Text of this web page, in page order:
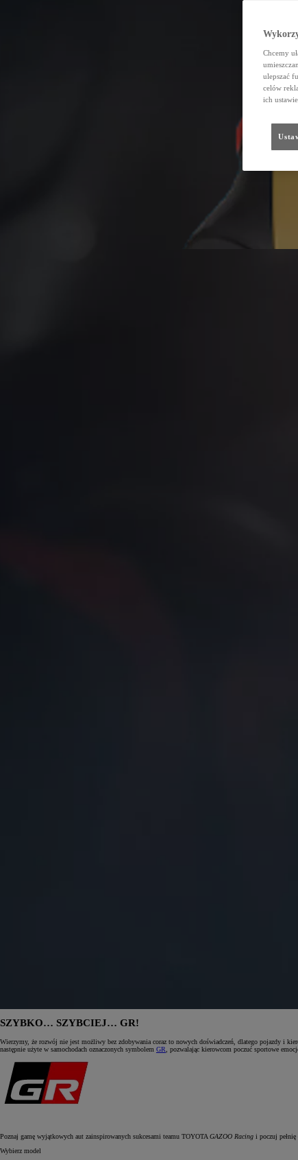
SZYBKO… SZYBCIEJ… GR!
Wierzymy, że rozwój nie jest możliwy bez zdobywania coraz to nowych doświadczeń, dlatego pojazdy i
następnie użyte w samochodach oznaczonych symbolem GR , pozwalając kierowcom poczuć sportowe
Poznaj gamę wyjątkowych aut zainspirowanych sukcesami teamu TOYOTA GAZOO Racing i poczuj pełnię
Wybierz model
Chcemy
ulepszać
celów
ich